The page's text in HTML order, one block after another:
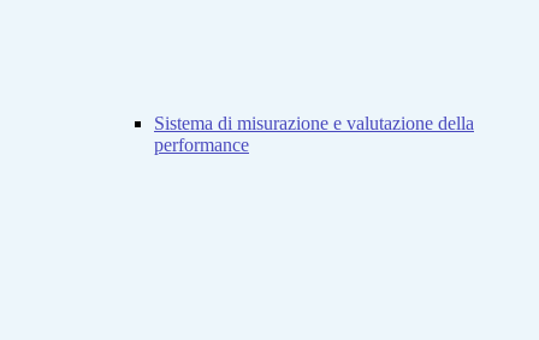
Sistema di misurazione e valutazione della
performance